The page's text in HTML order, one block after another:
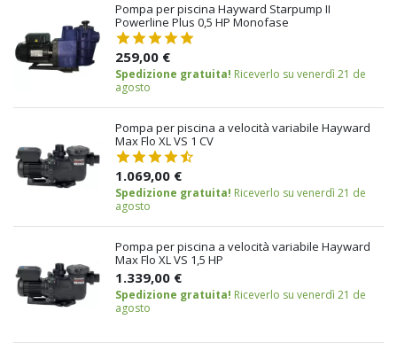
Pompa per piscina Hayward Starpump II
Powerline Plus 0,5 HP Monofase
259,00 €
Spedizione gratuita! Riceverlo su venerdì 21 de
agosto
Pompa per piscina a velocità variabile Hayward
Max Flo XL VS 1 CV
1.069,00 €
Spedizione gratuita! Riceverlo su venerdì 21 de
agosto
Pompa per piscina a velocità variabile Hayward
Max Flo XL VS 1,5 HP
1.339,00 €
Spedizione gratuita! Riceverlo su venerdì 21 de
agosto